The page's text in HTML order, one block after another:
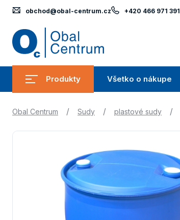
Produkty
Submenu
Produkty
Všetko o nákupe
obchod@obal-centrum.cz +420 466 971 391
Obal Centrum / Sudy / plastové sudy /